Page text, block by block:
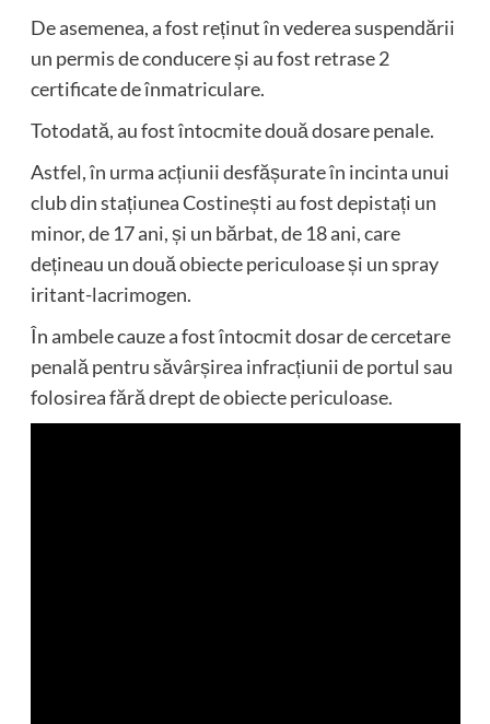
De asemenea, a fost reținut în vederea suspendării
un permis de conducere și au fost retrase 2
certificate de înmatriculare.
Totodată, au fost întocmite două dosare penale.
Astfel, în urma acțiunii desfășurate în incinta unui
club din stațiunea Costinești au fost depistați un
minor, de 17 ani, și un bărbat, de 18 ani, care
dețineau un două obiecte periculoase și un spray
iritant-lacrimogen.
În ambele cauze a fost întocmit dosar de cercetare
penală pentru săvârșirea infracțiunii de portul sau
folosirea fără drept de obiecte periculoase.